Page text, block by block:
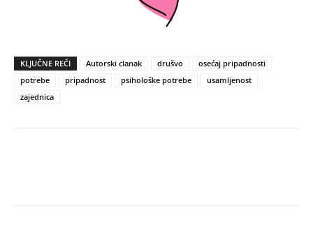
KLJUČNE REČI Autorski clanak drušvo
osećaj pripadnosti
potrebe
pripadnost psihološke potrebe
usamljenost
zajednica